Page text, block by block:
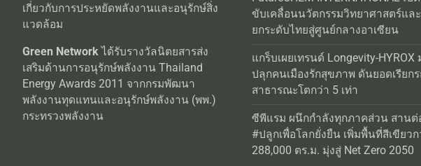
แวดล้อม
Green Network
เสริมด้านการอนุรักษ์พลังงาน Thailand
Energy Awards 2011 จากกรมพัฒนา
พลังงานทุดแทนและอนุรักษ์พลังงาน (พพ.)
กระทรวงพลังงาน
ยกระดับไทยสู่ศูนย์กลางอาเซียน
แกร็บเผยเทรนด์ Longevity-HYROX
ปลุกคนเมืองรักสุขภาพ ดันยอดเรียกร
สาธารณะโตกว่า 5 เท่า
ซีพีแรม ผนึกกำลังทุกภาคส่วน สานต่อ
#ปลูกเพื่อโลกยั่งยืน เพิ่มพื้นที่สีเขียวก
288,000 ตร.ม. มุ่งสู่ Net Zero 2050